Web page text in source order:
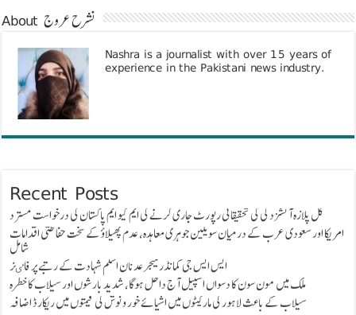
About نشرح عروج
Nashra is a journalist with over 15 years of
experience in the Pakistani news industry.
Recent Posts
گل پلازہ آتشزدگی کی تحقیقاتی رپورٹ جاری کرنے کی ایم کیو ایم پاکستان کی درخواست مسترد
امریکا اور سعودی عرب کے درمیان سویلین جوہری معاہدہ، عدم پھیلاؤ کے سخت حفاظتی اقدامات
شامل
ایس ایس جی کمانڈر میجر عدنان اسلم شہادت کے رتبے پر فاٸز
ملک میں مون سون کا دسواں اسپیل آج داخل ہوگا، شدید بارشوں اور سیلاب کا خطرہ
سیلاب کے باعث لاہور کی مارکیٹوں میں اشیائے خور و نوش کی قیمتوں میں ریکارڈ اضافہ